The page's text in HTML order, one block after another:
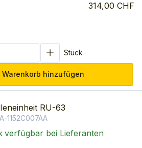
314,00 CHF
Stück
Warenkorb hinzufügen
RU-63
1152C007AA
verfügbar bei Lieferanten